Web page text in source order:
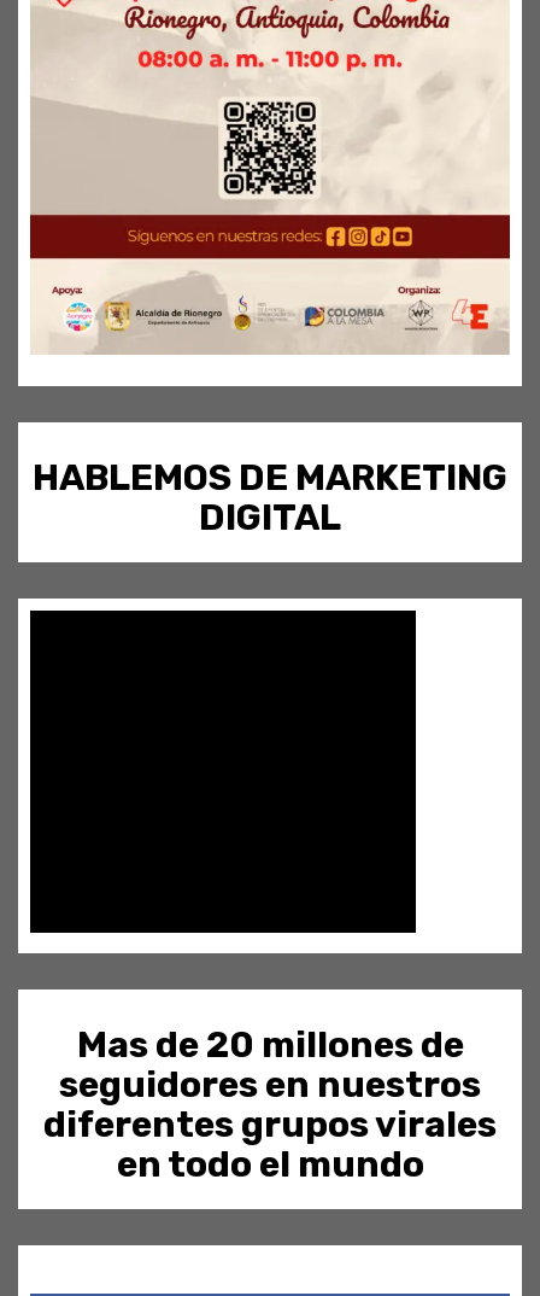
HABLEMOS DE MARKETING
DIGITAL
Mas de 20 millones de
seguidores en nuestros
diferentes grupos virales
en todo el mundo